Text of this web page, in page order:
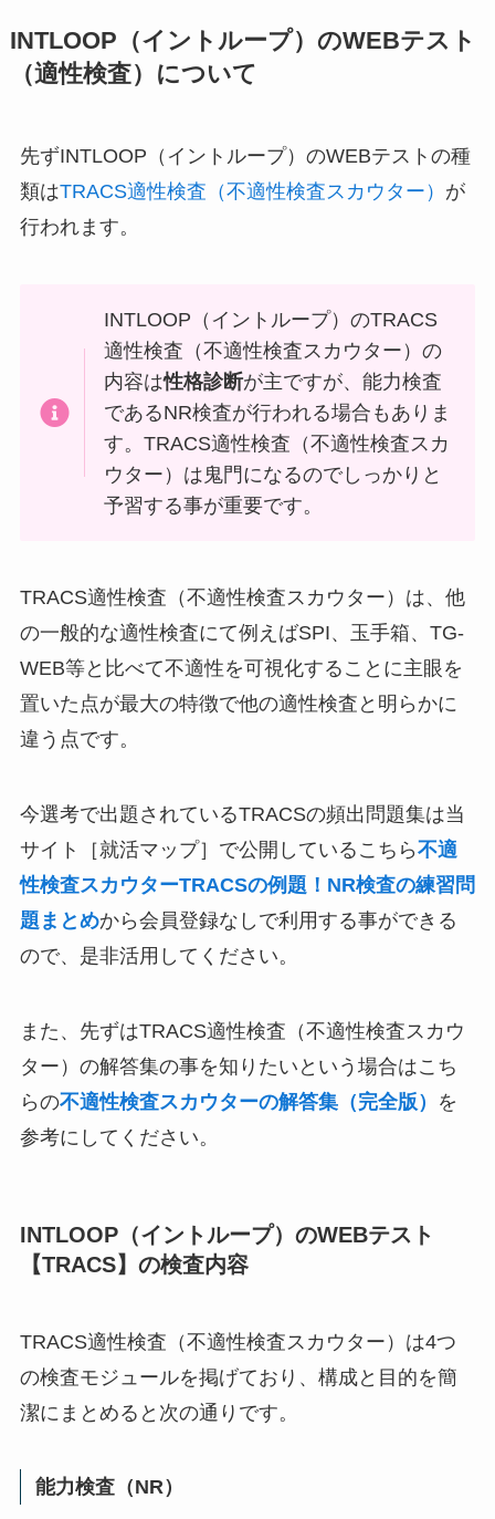
INTLOOP（イントループ）のWEBテスト
（適性検査）について
先ずINTLOOP（イントループ）のWEBテストの種
類はTRACS適性検査（不適性検査スカウター） が
行われます。
INTLOOP（イントループ）のTRACS
適性検査（不適性検査スカウター）の
内容は性格診断が主ですが、能力検査
であるNR検査が行われる場合もありま
す。TRACS適性検査（不適性検査スカ
ウター）は鬼門になるのでしっかりと
予習する事が重要です。
TRACS適性検査（不適性検査スカウター）は、他
の一般的な適性検査にて例えばSPI、玉手箱、TG-
WEB等と比べて不適性を可視化することに主眼を
置いた点が最大の特徴で他の適性検査と明らかに
違う点です。
今選考で出題されているTRACSの頻出問題集は当
サイト［就活マップ］で公開しているこちら不適
性検査スカウターTRACSの例題！NR検査の練習問
題まとめから会員登録なしで利用する事ができる
ので、是非活用してください。
また、先ずはTRACS適性検査（不適性検査スカウ
ター）の解答集の事を知りたいという場合はこち
らの不適性検査スカウターの解答集（完全版）
を
参考にしてください。
INTLOOP（イントループ）のWEBテスト
【TRACS】の検査内容
TRACS適性検査（不適性検査スカウター）は4つ
の検査モジュールを掲げており、構成と目的を簡
潔にまとめると次の通りです。
能力検査（NR）